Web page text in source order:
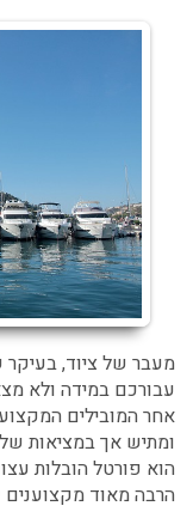
מעבר של ציוד, בעיקר
עבורכם במידה ולא
אחר המובילים
ומתיש אך במציאות
הוא פורטל הובלות
הרבה מאוד